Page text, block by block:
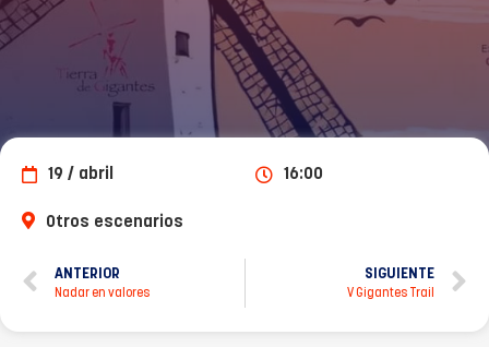
19 / abril 16:00
Otros escenarios
ANTERIOR
Nadar en valores
SIGUIENTE
V Gigantes Trail